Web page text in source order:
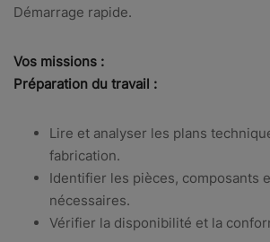
Démarrage rapide.
Vos missions :
Préparation du travail :
Lire et analyser les plans
fabrication.
Identifier les pièces, composants
nécessaires.
Vérifier la disponibilité et la